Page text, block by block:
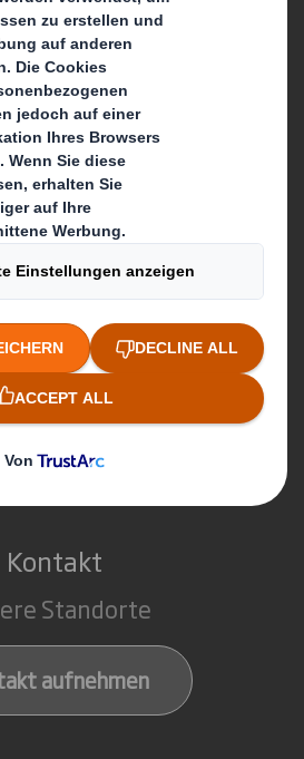
Paper
Zusammenschluss
Media
Karriere
wir tun
Produkte
Display Lösungen
Märkte
Service
Kontakt
Standorte
aufnehmen